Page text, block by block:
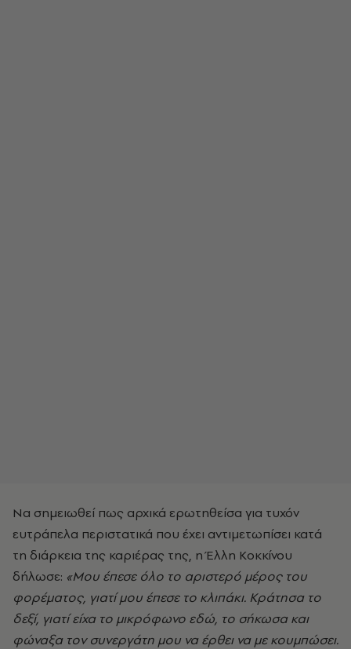
Να σημειωθεί πως αρχικά ερωτηθείσα για τυχόν
ευτράπελα περιστατικά που έχει αντιμετωπίσει κατά
τη διάρκεια της καριέρας της, η Έλλη Κοκκίνου
δήλωσε: «Μου έπεσε όλο το αριστερό μέρος του
φορέματος, γιατί μου έπεσε το κλιπάκι. Κράτησα το
δεξί, γιατί είχα το μικρόφωνο εδώ, το σήκωσα και
φώναξα τον συνεργάτη μου να έρθει να με κουμπώσει.